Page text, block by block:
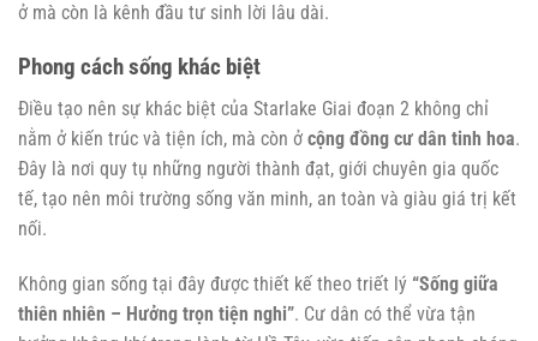
ở mà còn là kênh đầu tư sinh lời lâu dài.
Phong cách sống khác biệt
Điều tạo nên sự khác biệt của Starlake Giai đoạn 2 không chỉ
nằm ở kiến trúc và tiện ích, mà còn ở cộng đồng cư dân tinh hoa.
Đây là nơi quy tụ những người thành đạt, giới chuyên gia quốc
tế, tạo nên môi trường sống văn minh, an toàn và giàu giá trị kết
nối.
Không gian sống tại đây được thiết kế theo triết lý “Sống giữa
thiên nhiên – Hưởng trọn tiện nghi”. Cư dân có thể vừa tận